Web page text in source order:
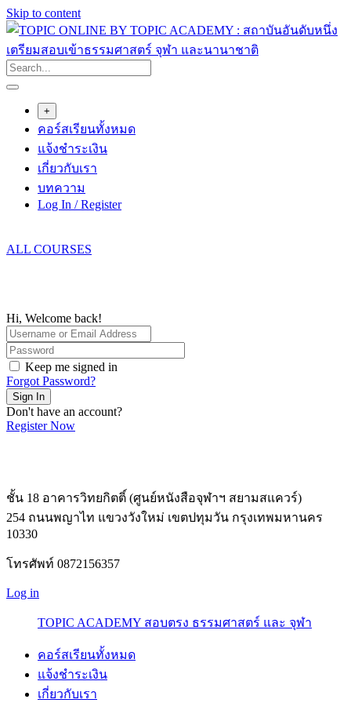
Skip to content
+
คอร์สเรียนทั้งหมด
แจ้งชำระเงิน
เกี่ยวกับเรา
บทความ
Log In / Register
ALL COURSES
Hi, Welcome back!
Keep me signed in
Forgot Password?
Sign In
Don't have an account?
Register Now
ชั้น 18 อาคารวิทยกิตติ์ (ศูนย์หนังสือจุฬาฯ สยามสแควร์)
254 ถนนพญาไท แขวงวังใหม่ เขตปทุมวัน กรุงเทพมหานคร
10330
โทรศัพท์ 0872156357
Log in
TOPIC ACADEMY สอบตรง ธรรมศาสตร์ และ จุฬา
คอร์สเรียนทั้งหมด
แจ้งชำระเงิน
เกี่ยวกับเรา